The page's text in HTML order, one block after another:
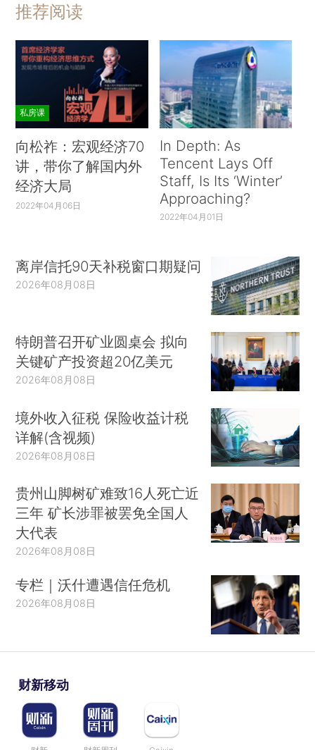
推荐阅读
私房课
向松祚：宏观经济70
讲，带你了解国内外
经济大局
2022年04月06日
In Depth: As
Tencent Lays Off
Staff, Is Its ‘Winter’
Approaching?
2022年04月01日
离岸信托90天补税窗口期疑问
2026年08月08日
特朗普召开矿业圆桌会 拟向
关键矿产投资超20亿美元
2026年08月08日
境外收入征税 保险收益计税
详解(含视频)
2026年08月08日
贵州山脚树矿难致16人死亡近
三年 矿长涉罪被罢免全国人
大代表
2026年08月08日
专栏｜沃什遭遇信任危机
2026年08月08日
财新移动